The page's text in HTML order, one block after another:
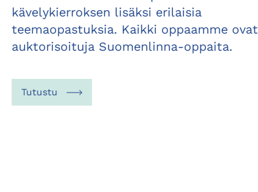
kävelykierroksen lisäksi erilaisia
teemaopastuksia. Kaikki oppaamme ovat
auktorisoituja Suomenlinna-oppaita.
Tutustu